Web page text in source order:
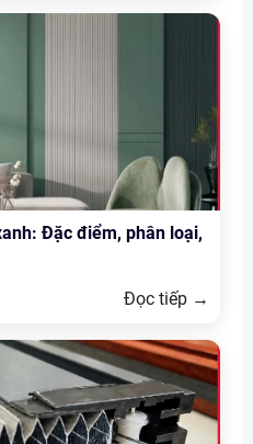
Đặc điểm, phân loại,
Đọc tiếp →